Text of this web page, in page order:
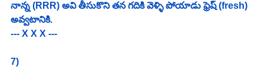
నాన్న (RRR) అవి తీసుకొని తన గదికి వెళ్ళి పోయాడు ఫ్రెష్ (fresh)
అవ్వటానికి.
--- X X X ---
7)